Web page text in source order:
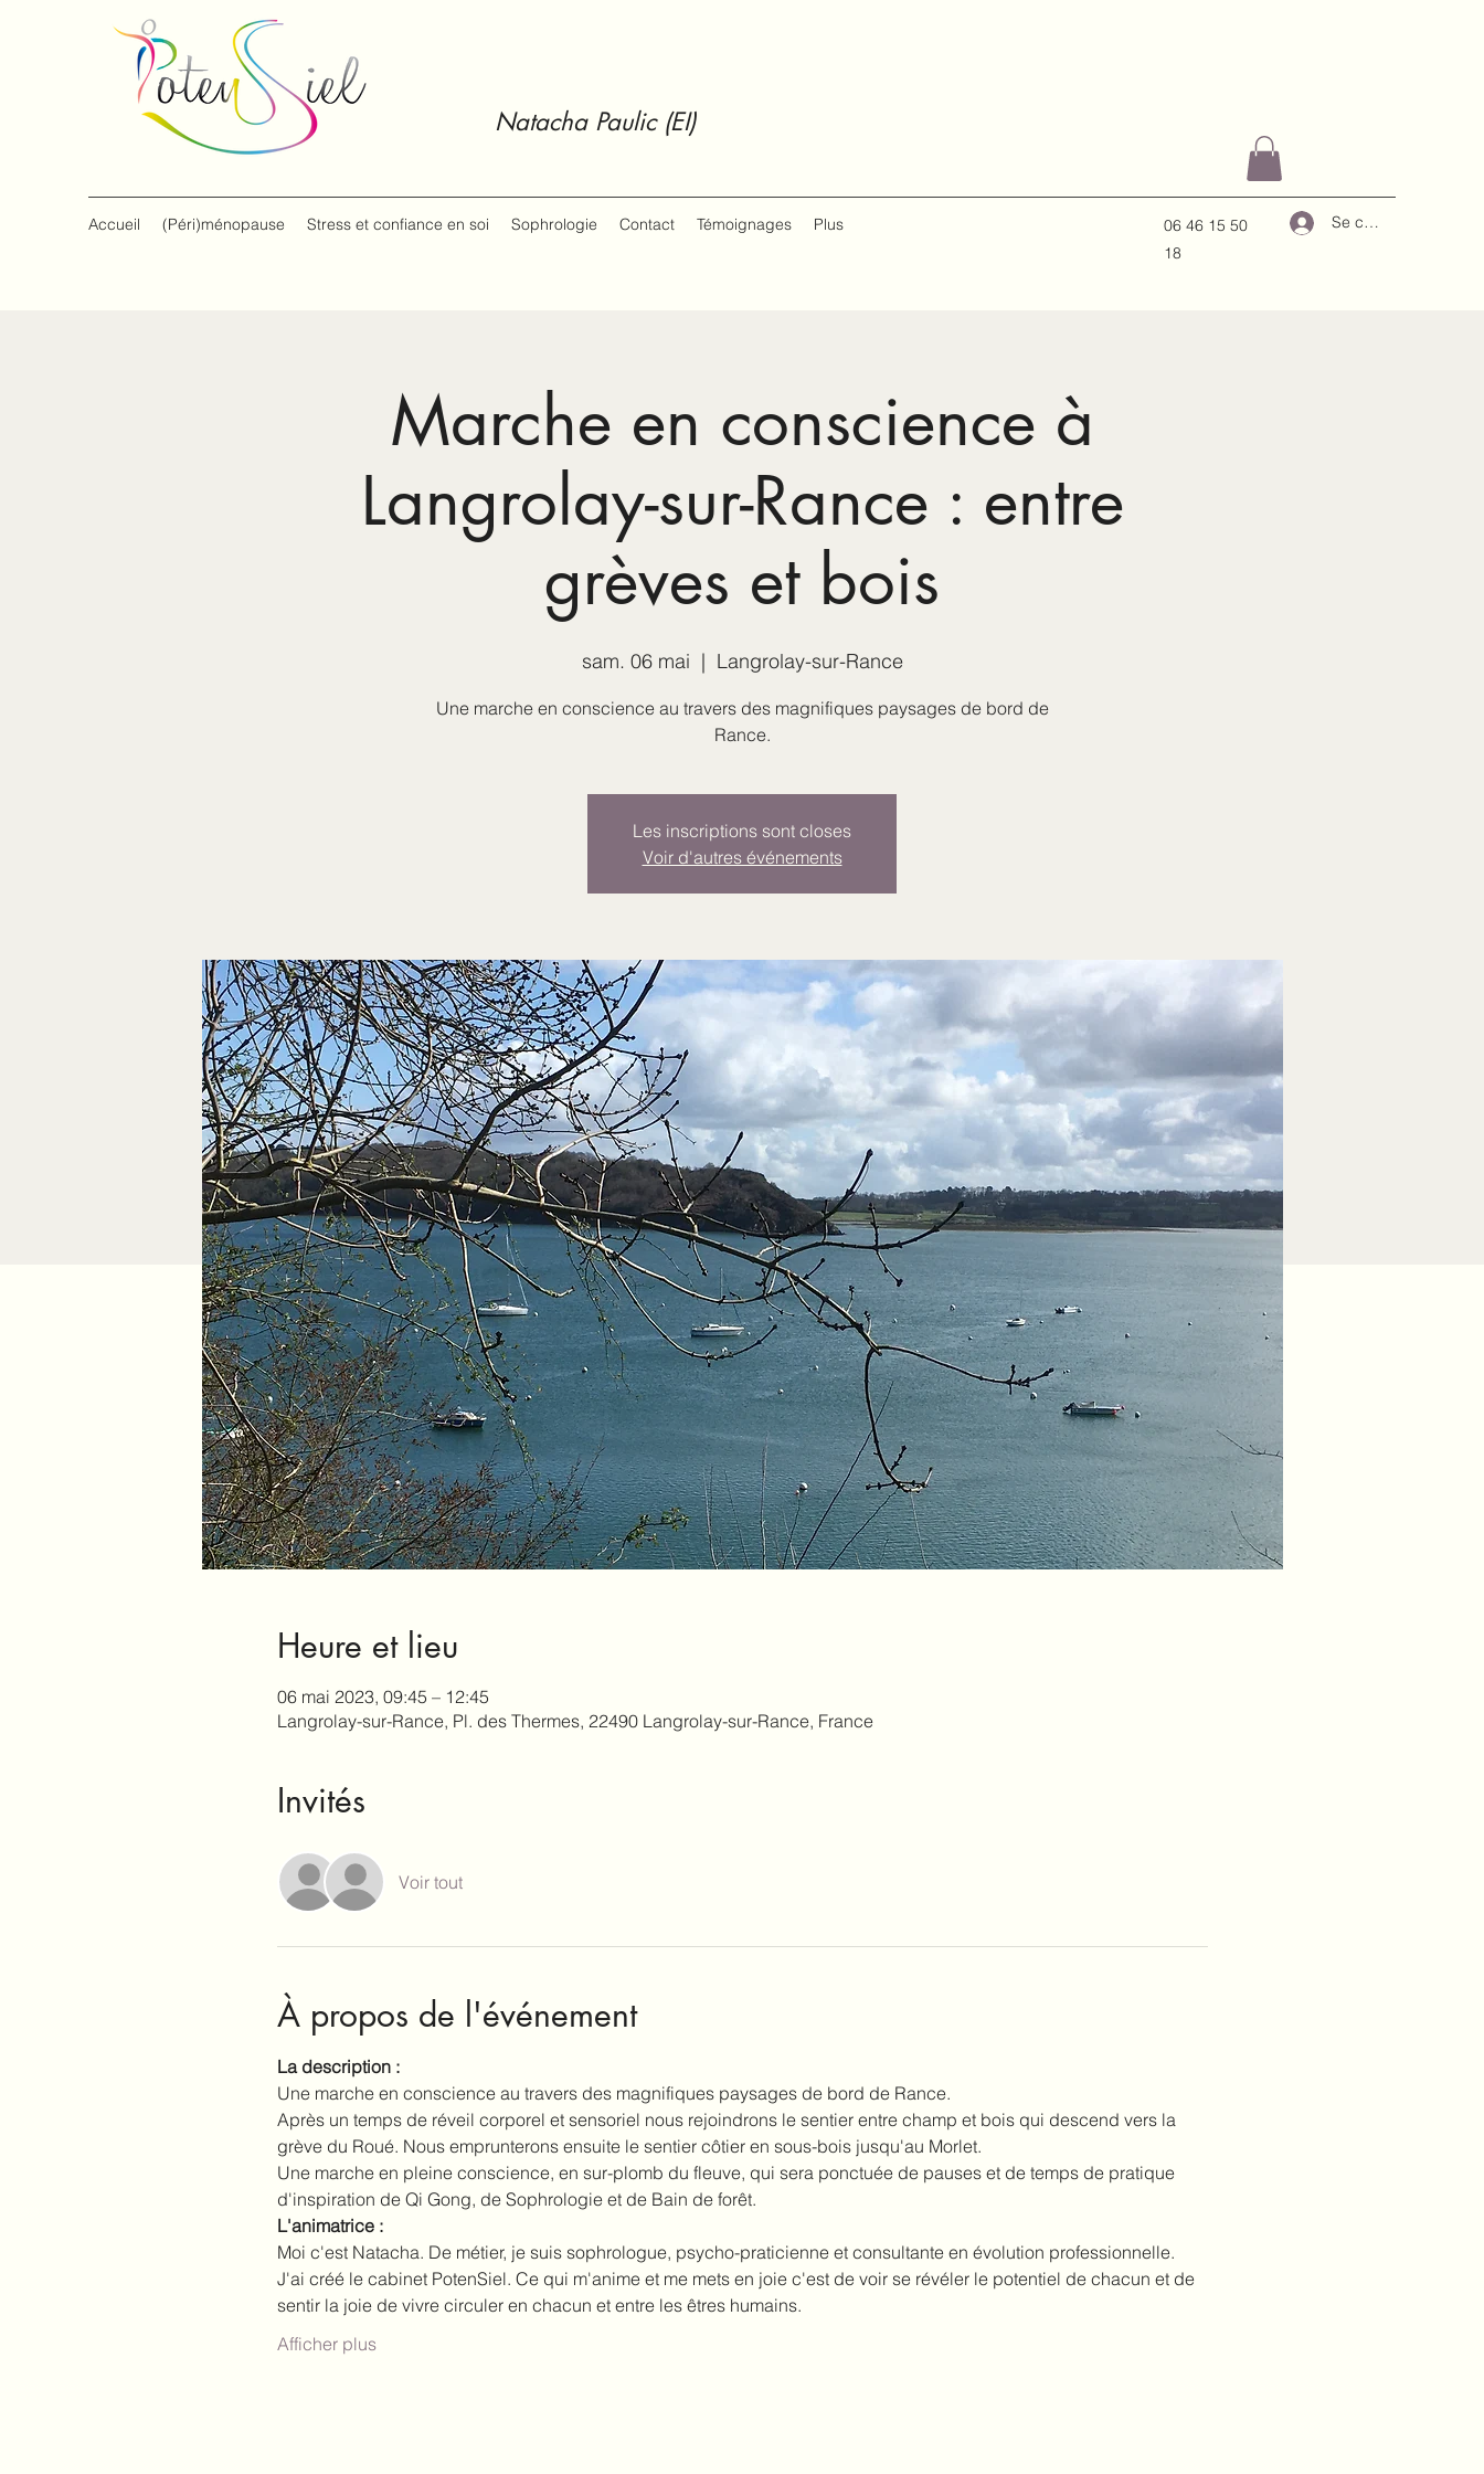
Natacha Paulic (EI)
Accueil (Péri)ménopause Stress et confiance en soi Sophrologie Contact Témoignages Plus
06 46 15 50
18
Se connecter
Marche en conscience à
Langrolay-sur-Rance : entre
grèves et bois
sam. 06 mai
  |
Langrolay-sur-Rance
Une marche en conscience au travers des magnifiques paysages de bord de
Rance.
Les inscriptions sont closes
Voir d'autres événements
Heure et lieu
06 mai 2023, 09:45 – 12:45
Langrolay-sur-Rance, Pl. des Thermes, 22490 Langrolay-sur-Rance, France
Invités
Voir tout
À propos de l'événement
La description :
Une marche en conscience au travers des magnifiques paysages de bord de Rance.
Après un temps de réveil corporel et sensoriel nous rejoindrons le sentier entre champ et bois qui descend vers la
grève du Roué. Nous emprunterons ensuite le sentier côtier en sous-bois jusqu'au Morlet.
Une marche en pleine conscience, en sur-plomb du fleuve, qui sera ponctuée de pauses et de temps de pratique
d'inspiration de Qi Gong, de Sophrologie et de Bain de forêt.
L'animatrice :
Moi c'est Natacha. De métier, je suis sophrologue, psycho-praticienne et consultante en évolution professionnelle.
J'ai créé le cabinet PotenSiel. Ce qui m'anime et me mets en joie c'est de voir se révéler le potentiel de chacun et de
sentir la joie de vivre circuler en chacun et entre les êtres humains.
Afficher plus